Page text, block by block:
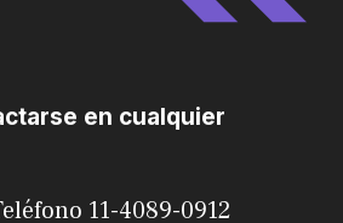
en cualquier
11-4089-0912